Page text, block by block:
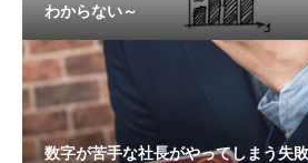
わからない～
数字が苦手な社長がやってしまう失